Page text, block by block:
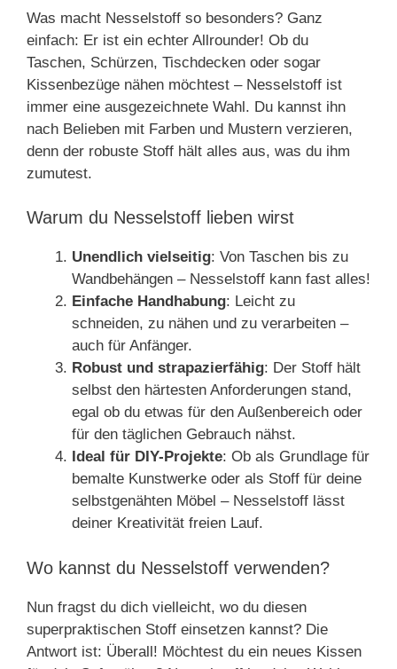
Was macht Nesselstoff so besonders? Ganz
einfach: Er ist ein echter Allrounder! Ob du
Taschen, Schürzen, Tischdecken oder sogar
Kissenbezüge nähen möchtest – Nesselstoff ist
immer eine ausgezeichnete Wahl. Du kannst ihn
nach Belieben mit Farben und Mustern verzieren,
denn der robuste Stoff hält alles aus, was du ihm
zumutest.
Warum du Nesselstoff lieben wirst
Unendlich vielseitig: Von Taschen bis zu
Wandbehängen – Nesselstoff kann fast alles!
Einfache Handhabung: Leicht zu
schneiden, zu nähen und zu verarbeiten –
auch für Anfänger.
Robust und strapazierfähig: Der Stoff hält
selbst den härtesten Anforderungen stand,
egal ob du etwas für den Außenbereich oder
für den täglichen Gebrauch nähst.
Ideal für DIY-Projekte: Ob als Grundlage für
bemalte Kunstwerke oder als Stoff für deine
selbstgenähten Möbel – Nesselstoff lässt
deiner Kreativität freien Lauf.
Wo kannst du Nesselstoff verwenden?
Nun fragst du dich vielleicht, wo du diesen
superpraktischen Stoff einsetzen kannst? Die
Antwort ist: Überall! Möchtest du ein neues Kissen